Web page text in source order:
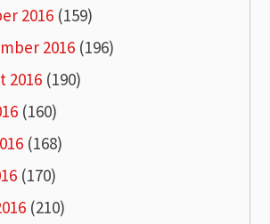
2016 (159)
2016 (196)
2016 (190)
(160)
(168)
(170)
(210)